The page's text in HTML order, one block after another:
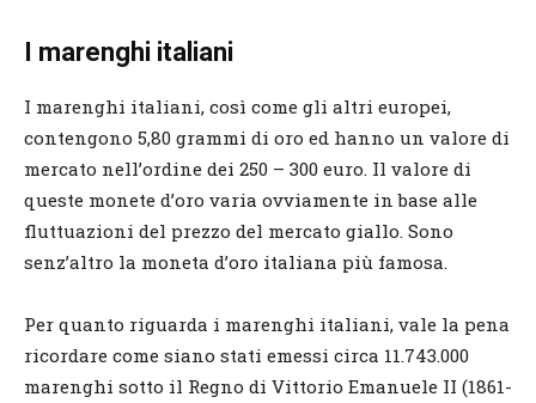
I marenghi italiani
I marenghi italiani, così come gli altri europei,
contengono 5,80 grammi di oro ed hanno un valore di
mercato nell’ordine dei 250 – 300 euro. Il valore di
queste monete d’oro varia ovviamente in base alle
fluttuazioni del prezzo del mercato giallo. Sono
senz’altro la moneta d’oro italiana più famosa.
Per quanto riguarda i marenghi italiani, vale la pena
ricordare come siano stati emessi circa 11.743.000
marenghi sotto il Regno di Vittorio Emanuele II (1861-